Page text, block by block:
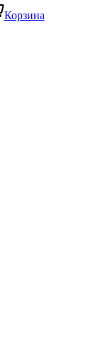
Корзина